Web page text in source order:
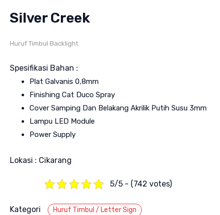
Silver Creek
Huruf Timbul Backlight
Spesifikasi Bahan :
Plat Galvanis 0,8mm
Finishing Cat Duco Spray
Cover Samping Dan Belakang Akrilik Putih Susu 3mm
Lampu LED Module
Power Supply
Lokasi : Cikarang
5/5 - (742 votes)
Kategori Huruf Timbul / Letter Sign